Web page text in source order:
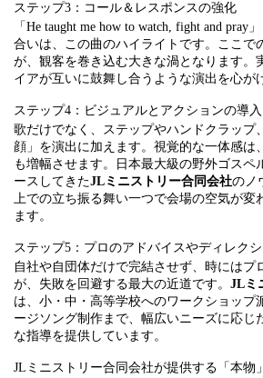
ステップ3：コール＆レスポンスの強化
「He taught me how to watch, fight and pray
合いは、この曲のハイライトです。ここで
が、観客を巻き込む大きな渦となります。
イアが互いに鼓舞し合うような演出を心が
ステップ4：ビジュアルとアクションの導入
歌だけでなく、ステップやハンドクラップ
顔」を演出に加えます。視覚的な一体感は
も増幅させます。日本最大級の野外ゴスペ
ースしてきたJLミニストリー合同会社のノ
上での立ち振る舞い一つで会場の空気が変
ます。
ステップ5：プロのアドバイスやディレク
自社や自団体だけで完結させず、時にはプ
が、失敗を回避する最大の近道です。 JLミ
は、小・中・高等学校へのワークショップ
ージソング制作まで、幅広いニーズに応じ
な指導を提供しています。
JLミニストリー合同会社が提供する「本物